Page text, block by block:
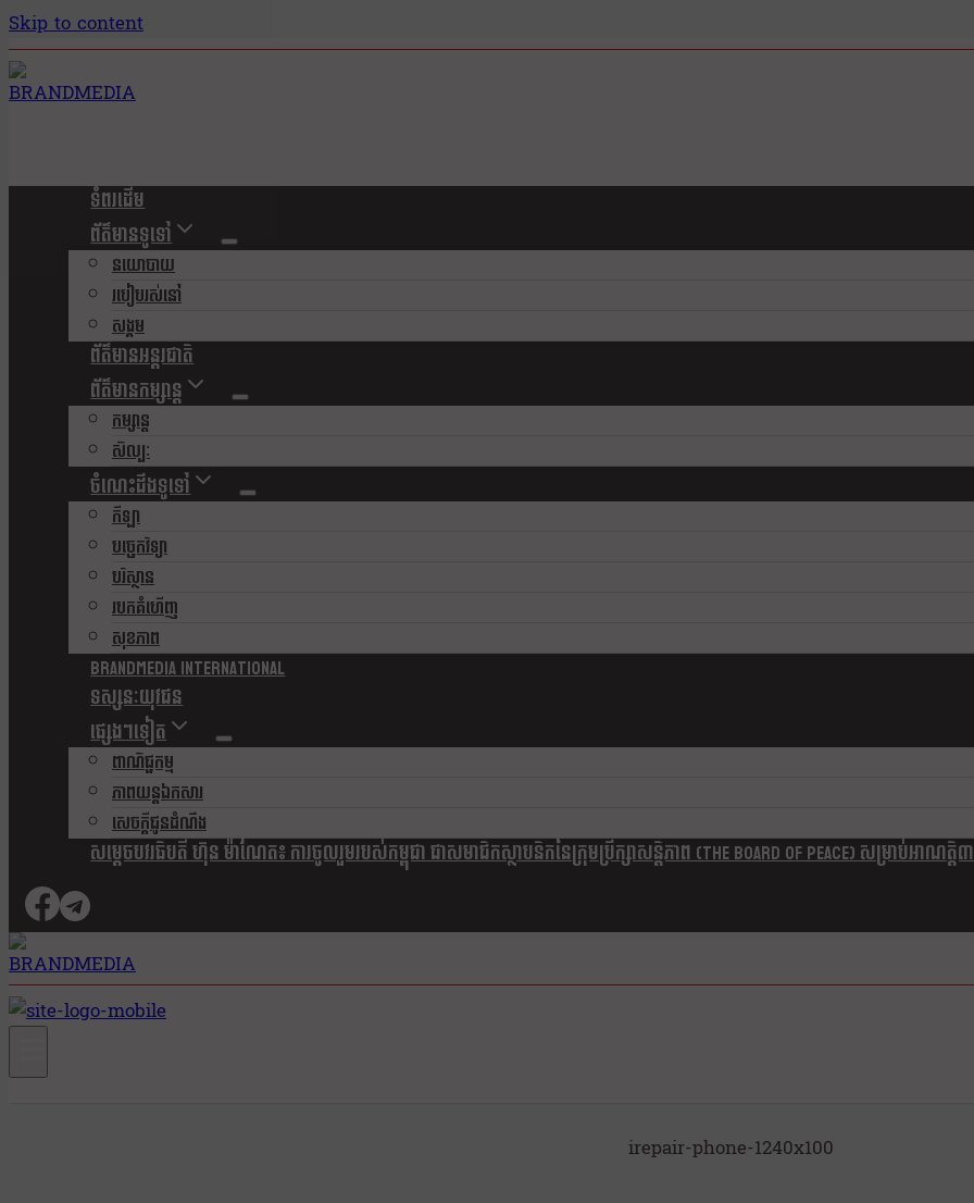
Skip to content
ទំពរដើម
ព័ត៌មានទូទៅ
នយោបាយ
របៀបរស់នៅ
សង្គម
ព័ត៌មានអន្តរជាតិ
ព័ត៌មានកម្សាន្ត
កម្សាន្ត
សិល្បៈ
ចំណេះដឹងទូទៅ
កីឡា
បច្ចេកវិទ្យា
បរិស្ថាន
របកគំហើញ
សុខភាព
Brandmedia international
ទស្សនៈយុវជន
ផ្សេងៗទៀត
ពាណិជ្ជកម្ម
ភាពយន្តឯកសារ
សេចក្តីជូនដំណឹង
សម្តេចបវរធិបតី ហ៊ុន ម៉ាណែត៖ ការចូលរួមរបស់កម្ពុជា ជាសមាជិកស្ថាបនិកនៃក្រុមប្រឹក្សាសន្តិភាព (The Board Of Peace) សម្រាប់អាណត្តិ៣
irepair-phone-1240x100